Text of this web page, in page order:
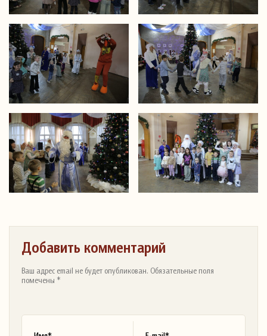
Добавить комментарий
Ваш адрес email не будет опубликован. Обязательные поля
помечены *